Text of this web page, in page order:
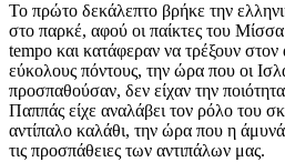
Το πρώτο δεκάλεπτο βρήκε την
στο παρκέ, αφού οι παίκτες του
tempo και κατάφεραν να τρέξουν στον
εύκολους πόντους, την ώρα που οι
προσπαθούσαν, δεν είχαν την
Παππάς είχε αναλάβει τον ρόλο του
αντίπαλο καλάθι, την ώρα που η
τις προσπάθειες των αντιπάλων μας.